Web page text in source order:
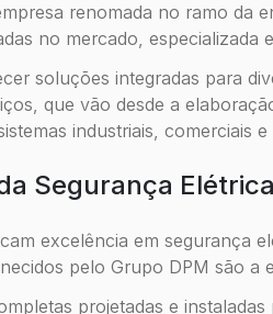
renomada no ramo da
no mercado, especializada
soluções integradas para
que vão desde a
industriais, comerciais
Segurança
excelência em segurança
pelo Grupo DPM são a
projetadas e